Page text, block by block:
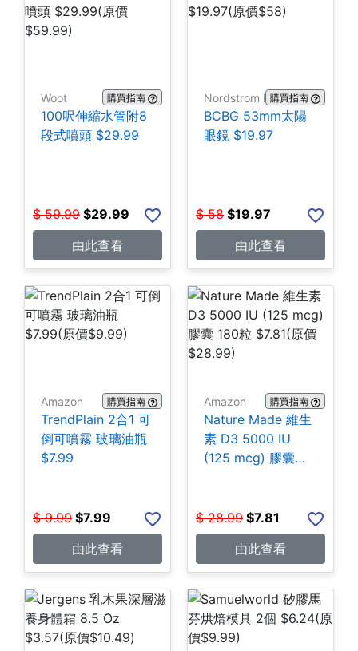
Woot 購買指南
100呎伸縮水管附8
段式噴頭 $29.99
$ 59.99 $29.99
由此查看
Nordstrom Rack購買指南
BCBG 53mm太陽
眼鏡 $19.97
$ 58 $19.97
由此查看
Amazon 購買指南
TrendPlain 2合1 可
倒可噴霧 玻璃油瓶
$7.99
$ 9.99 $7.99
由此查看
Amazon 購買指南
Nature Made 維生
素 D3 5000 IU
(125 mcg) 膠囊
$ 28.99 $7.81
由此查看